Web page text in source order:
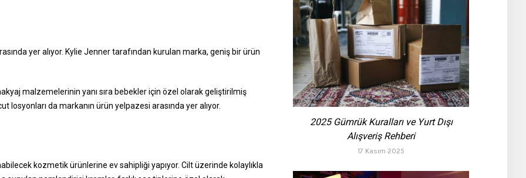
yer alıyor. Kylie Jenner tarafından kurulan marka, geniş bir ürün
malzemelerinin yanı sıra bebekler için özel olarak geliştirilmiş
losyonları da markanın ürün yelpazesi arasında yer alıyor.
kozmetik ürünlerine ev sahipliği yapıyor. Cilt üzerinde kolaylıkla
2025 Gümrük Kuralları ve Yurt Dışı
Alışveriş Rehberi
17 Kasım 2025